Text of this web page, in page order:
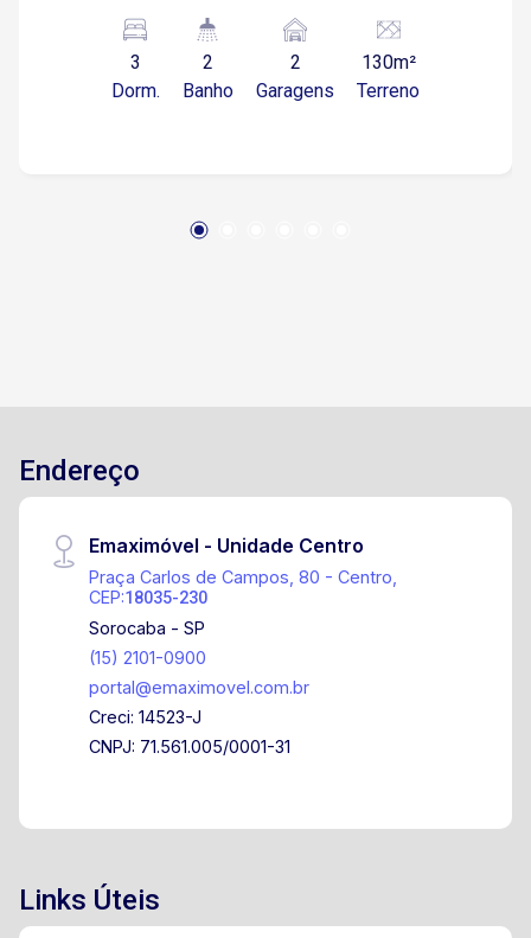
Localização privilegiada Situado próximo à
avenida principal, em área urbana com fácil
acesso a comércios locais, transporte público e
quem valoriza qualidade de vida e segurança.
morar! Dimensões: Área do terreno: 130m²
(6,5m x 20m) Área construída: 195,50m² Ideal
excelente custo-benefício! Entre em contato
agora mesmo e agende uma visita. Essa pode
ser a casa dos seus sonhos! Pontos Fortes:
Imóvel está localizado próximo da avenida
principal, em área urbana, em região atendida
por comércios locais e próximo a transporte e
demais serviços públicos.
3
Dorm.
2
Banho
2
Garagens
130m²
Terreno
Endereço
Emaximóvel - Unidade Centro
Praça Carlos de Campos, 80 - Centro,
CEP:18035-230
Sorocaba - SP
(15) 2101-0900
portal@emaximovel.com.br
Creci: 14523-J
CNPJ: 71.561.005/0001-31
Links Úteis